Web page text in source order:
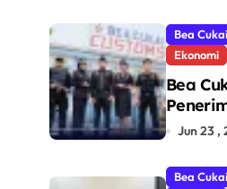
Bea Cukai
Ekonomi
Bea
Jun 23 ,
Bea Cukai